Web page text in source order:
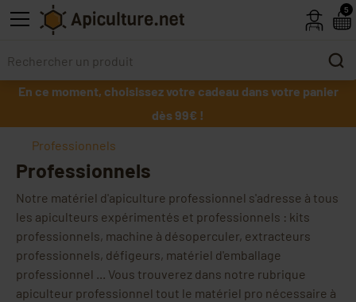
Skip to main content
En ce moment, choisissez votre cadeau dans votre panier
dès 99€ !
Professionnels
Professionnels
Notre matériel d'apiculture professionnel s'adresse à tous
les apiculteurs expérimentés et professionnels : kits
professionnels, machine à désoperculer, extracteurs
professionnels, défigeurs, matériel d'emballage
professionnel ... Vous trouverez dans notre rubrique
apiculteur professionnel tout le matériel pro nécessaire à
5